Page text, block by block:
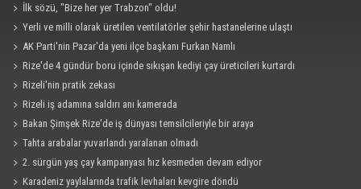
İlk sözü, "Bize her yer Trabzon" oldu!
Yerli ve milli olarak üretilen ventilatörler şehir hastanelerine ulaştı
AK Parti'nin Pazar'da yeni ilçe başkanı Furkan Namlı
Rize'de 4 gündür boru içinde sıkışan kediyi çay üreticileri kurtardı
Rizeli'nin pratik zekası
Rizeli iş adamına saldırı anı kamerada
Bakan Şimşek Rize'de iş dünyası temsilcileriyle bir araya
Tahta arabalar yuvarlandı yaralanan olmadı
2. sürgün yaş çay kampanyası hız kesmeden devam ediyor
Karadeniz yaylalarında trafik levhaları kevgire döndü